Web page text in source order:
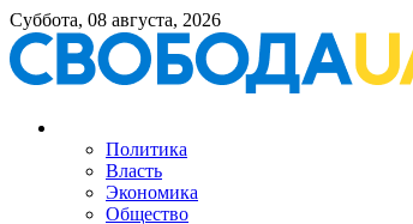
Суббота, 08 августа, 2026
Политика
Власть
Экономика
Общество